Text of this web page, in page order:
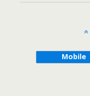
Mobile